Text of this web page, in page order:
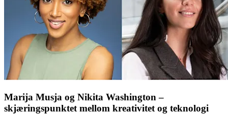
Marija Musja og Nikita Washington –
skjæringspunktet mellom kreativitet og teknologi